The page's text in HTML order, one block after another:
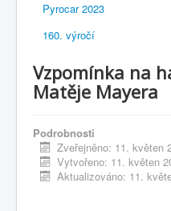
Pyrocar 2023
160. výročí
Vzpomínka na
Matěje Mayera
Podrobnosti
Zveřejněno: 11. květen
Vytvořeno: 11. květen
Aktualizováno: 11.